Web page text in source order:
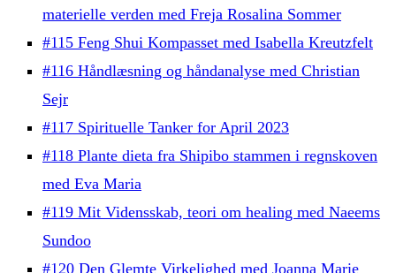
materielle verden med Freja Rosalina Sommer
#115 Feng Shui Kompasset med Isabella Kreutzfelt
#116 Håndlæsning og håndanalyse med Christian
Sejr
#117 Spirituelle Tanker for April 2023
#118 Plante dieta fra Shipibo stammen i regnskoven
med Eva Maria
#119 Mit Vidensskab, teori om healing med Naeems
Sundoo
#120 Den Glemte Virkelighed med Joanna Marie